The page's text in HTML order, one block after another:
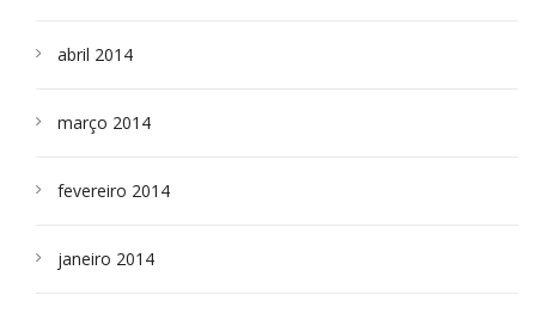
abril 2014
março 2014
fevereiro 2014
janeiro 2014